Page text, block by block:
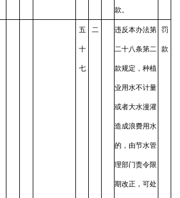
款。
五
十
七
二 违反本办法第
二十八条第二
款规定，种植
业用水不计量
或者大水漫灌
造成浪费用水
的，由节水管
理部门责令限
期改正，可处
罚
款